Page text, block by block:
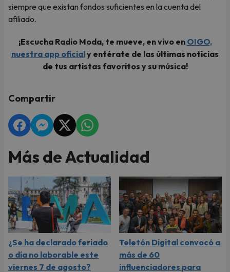
siempre que existan fondos suficientes en la cuenta del
afiliado.
¡Escucha Radio Moda, te mueve, en vivo en OIGO,
nuestra app oficialy entérate de las últimas noticias
de tus artistas favoritos y su música!
Compartir
Más de Actualidad
¿Se ha declarado feriado
o día no laborable este
viernes 7 de agosto?
Teletón Digital convocó a
más de 60
influenciadores para